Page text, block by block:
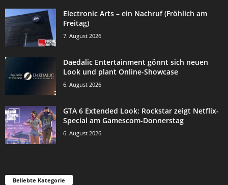
Electronic Arts – ein Nachruf (Fröhlich am
Freitag)
7. August 2026
Daedalic Entertainment gönnt sich neuen
Look und plant Online-Showcase
6. August 2026
GTA 6 Extended Look: Rockstar zeigt Netflix-
Special am Gamescom-Donnerstag
6. August 2026
Beliebte Kategorie